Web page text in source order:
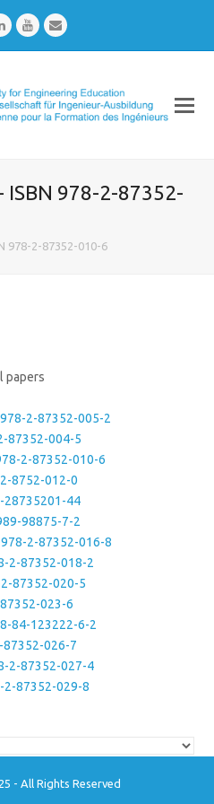
LinkedInYoutubeEmail
ISBN 978-2-87352-
978-2-87352-010-6
papers
2-87352-005-2
87352-004-5
2-87352-010-6
8752-012-0
28735201-44
98875-7-2
978-2-87352-016-8
2-87352-018-2
87352-020-5
023-6
84-123222-6-2
87352-026-7
2-87352-027-4
2-87352-029-8
- All Rights Reserved